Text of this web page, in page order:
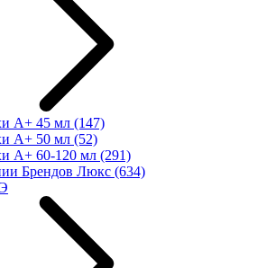
А+ 45 мл (147)
А+ 50 мл (52)
А+ 60-120 мл (291)
Брендов Люкс (634)